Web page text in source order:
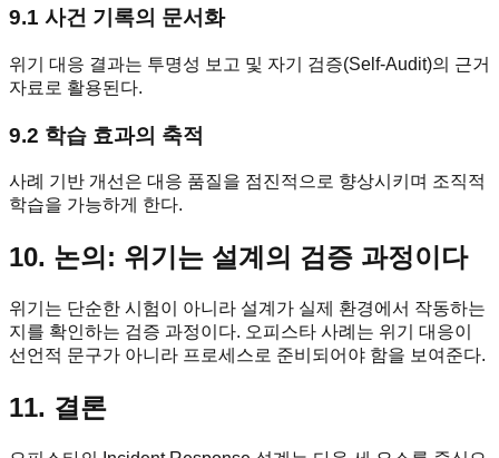
9.1 사건 기록의 문서화
위기 대응 결과는 투명성 보고 및 자기 검증(Self-Audit)의 근거
자료로 활용된다.
9.2 학습 효과의 축적
사례 기반 개선은 대응 품질을 점진적으로 향상시키며 조직적
학습을 가능하게 한다.
10. 논의: 위기는 설계의 검증 과정이다
위기는 단순한 시험이 아니라 설계가 실제 환경에서 작동하는
지를 확인하는 검증 과정이다. 오피스타 사례는 위기 대응이
선언적 문구가 아니라 프로세스로 준비되어야 함을 보여준다.
11. 결론